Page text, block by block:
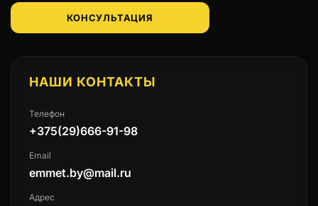
КОНСУЛЬТАЦИЯ
НАШИ КОНТАКТЫ
Телефон
+375(29)666-91-98
Email
emmet.by@mail.ru
Адрес